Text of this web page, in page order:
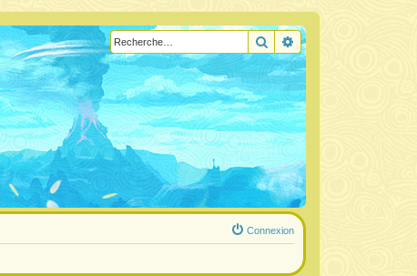
RechercherRecherche avancée
Connexion